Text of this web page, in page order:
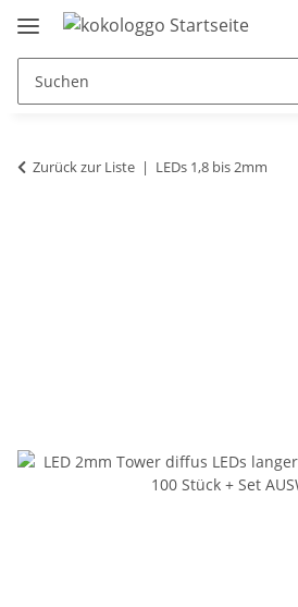
Zurück zur Liste LEDs 1,8 bis 2mm